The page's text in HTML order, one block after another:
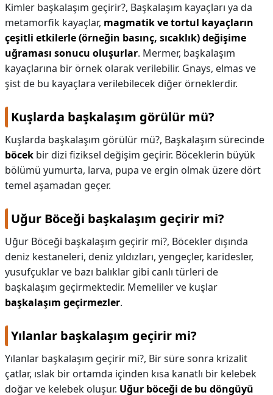
Kimler başkalaşım geçirir?, Başkalaşım kayaçları ya da
metamorfik kayaçlar, magmatik ve tortul kayaçların
çeşitli etkilerle (örneğin basınç, sıcaklık) değişime
uğraması sonucu oluşurlar. Mermer, başkalaşım
kayaçlarına bir örnek olarak verilebilir. Gnays, elmas ve
şist de bu kayaçlara verilebilecek diğer örneklerdir.
Kuşlarda başkalaşım görülür mü?
Kuşlarda başkalaşım görülür mü?, Başkalaşım sürecinde
böcek bir dizi fiziksel değişim geçirir. Böceklerin büyük
bölümü yumurta, larva, pupa ve ergin olmak üzere dört
temel aşamadan geçer.
Uğur Böceği başkalaşım geçirir mi?
Uğur Böceği başkalaşım geçirir mi?, Böcekler dışında
deniz kestaneleri, deniz yıldızları, yengeçler, karidesler,
yusufçuklar ve bazı balıklar gibi canlı türleri de
başkalaşım geçirmektedir. Memeliler ve kuşlar
başkalaşım geçirmezler.
Yılanlar başkalaşım geçirir mi?
Yılanlar başkalaşım geçirir mi?, Bir süre sonra krizalit
çatlar, ıslak bir ortamda içinden kısa kanatlı bir kelebek
doğar ve kelebek oluşur. Uğur böceği de bu döngüyü